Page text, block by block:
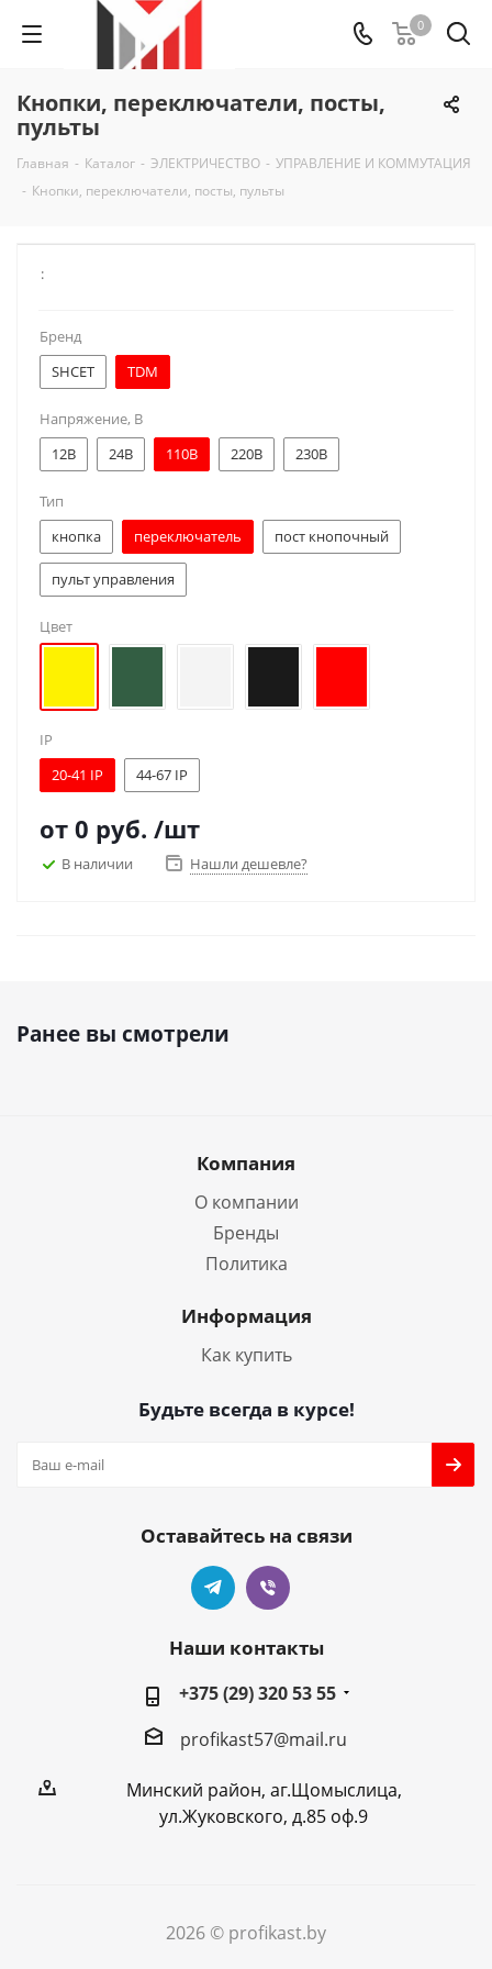
0
Кнопки, переключатели, посты,
пульты
Главная - Каталог - ЭЛЕКТРИЧЕСТВО - УПРАВЛЕНИЕ И КОММУТАЦИЯ
- Кнопки, переключатели, посты, пульты
:
Бренд
SHCET
TDM
Напряжение, В
12В
24В 110В 220В 230В
Тип
кнопка
переключатель пост кнопочный
пульт управления
Цвет
IP
20-41 IP
44-67 IP
от 0 руб. /шт
В наличии Нашли дешевле?
Ранее вы смотрели
Компания
О компании
Бренды
Политика
Информация
Как купить
Будьте всегда в курсе!
Оставайтесь на связи
Наши контакты
+375 (29) 320 53 55
profikast57@mail.ru
Минский район, аг.Щомыслица,
ул.Жуковского, д.85 оф.9
2026 © profikast.by